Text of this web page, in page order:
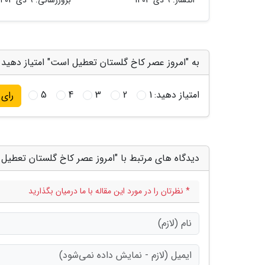
به "امروز عصر کاخ گلستان تعطیل است" امتیاز دهید
امتیاز دهید:1
2
3
4
5 رای
دیدگاه های مرتبط با "امروز عصر کاخ گلستان
* نظرتان را در مورد این مقاله با ما درمیان بگذارید